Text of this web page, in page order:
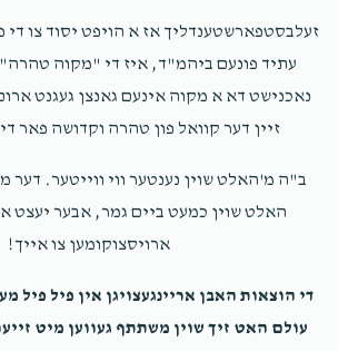
זעלבסטפארשטענדליך אז א הויפט יסוד צו
עתיד פונעם ביהמ"ד, איז די "מקוה
נאכנישט דא א מקוה אינעם גאנצן געגנט
זיין דער קוואל פון טהרה וקדושה פאר
ב"ה מ'האלט שוין נענטער ווי ווייטער. דער
האלט שוין כמעט ביים גמר, אבער יעצט
ארויסצוקומען צו אייך!
די הוצאות האבן אריינגעצויגן אין פיל פיל
עולם האט זיך שוין משתתף געווען מיט